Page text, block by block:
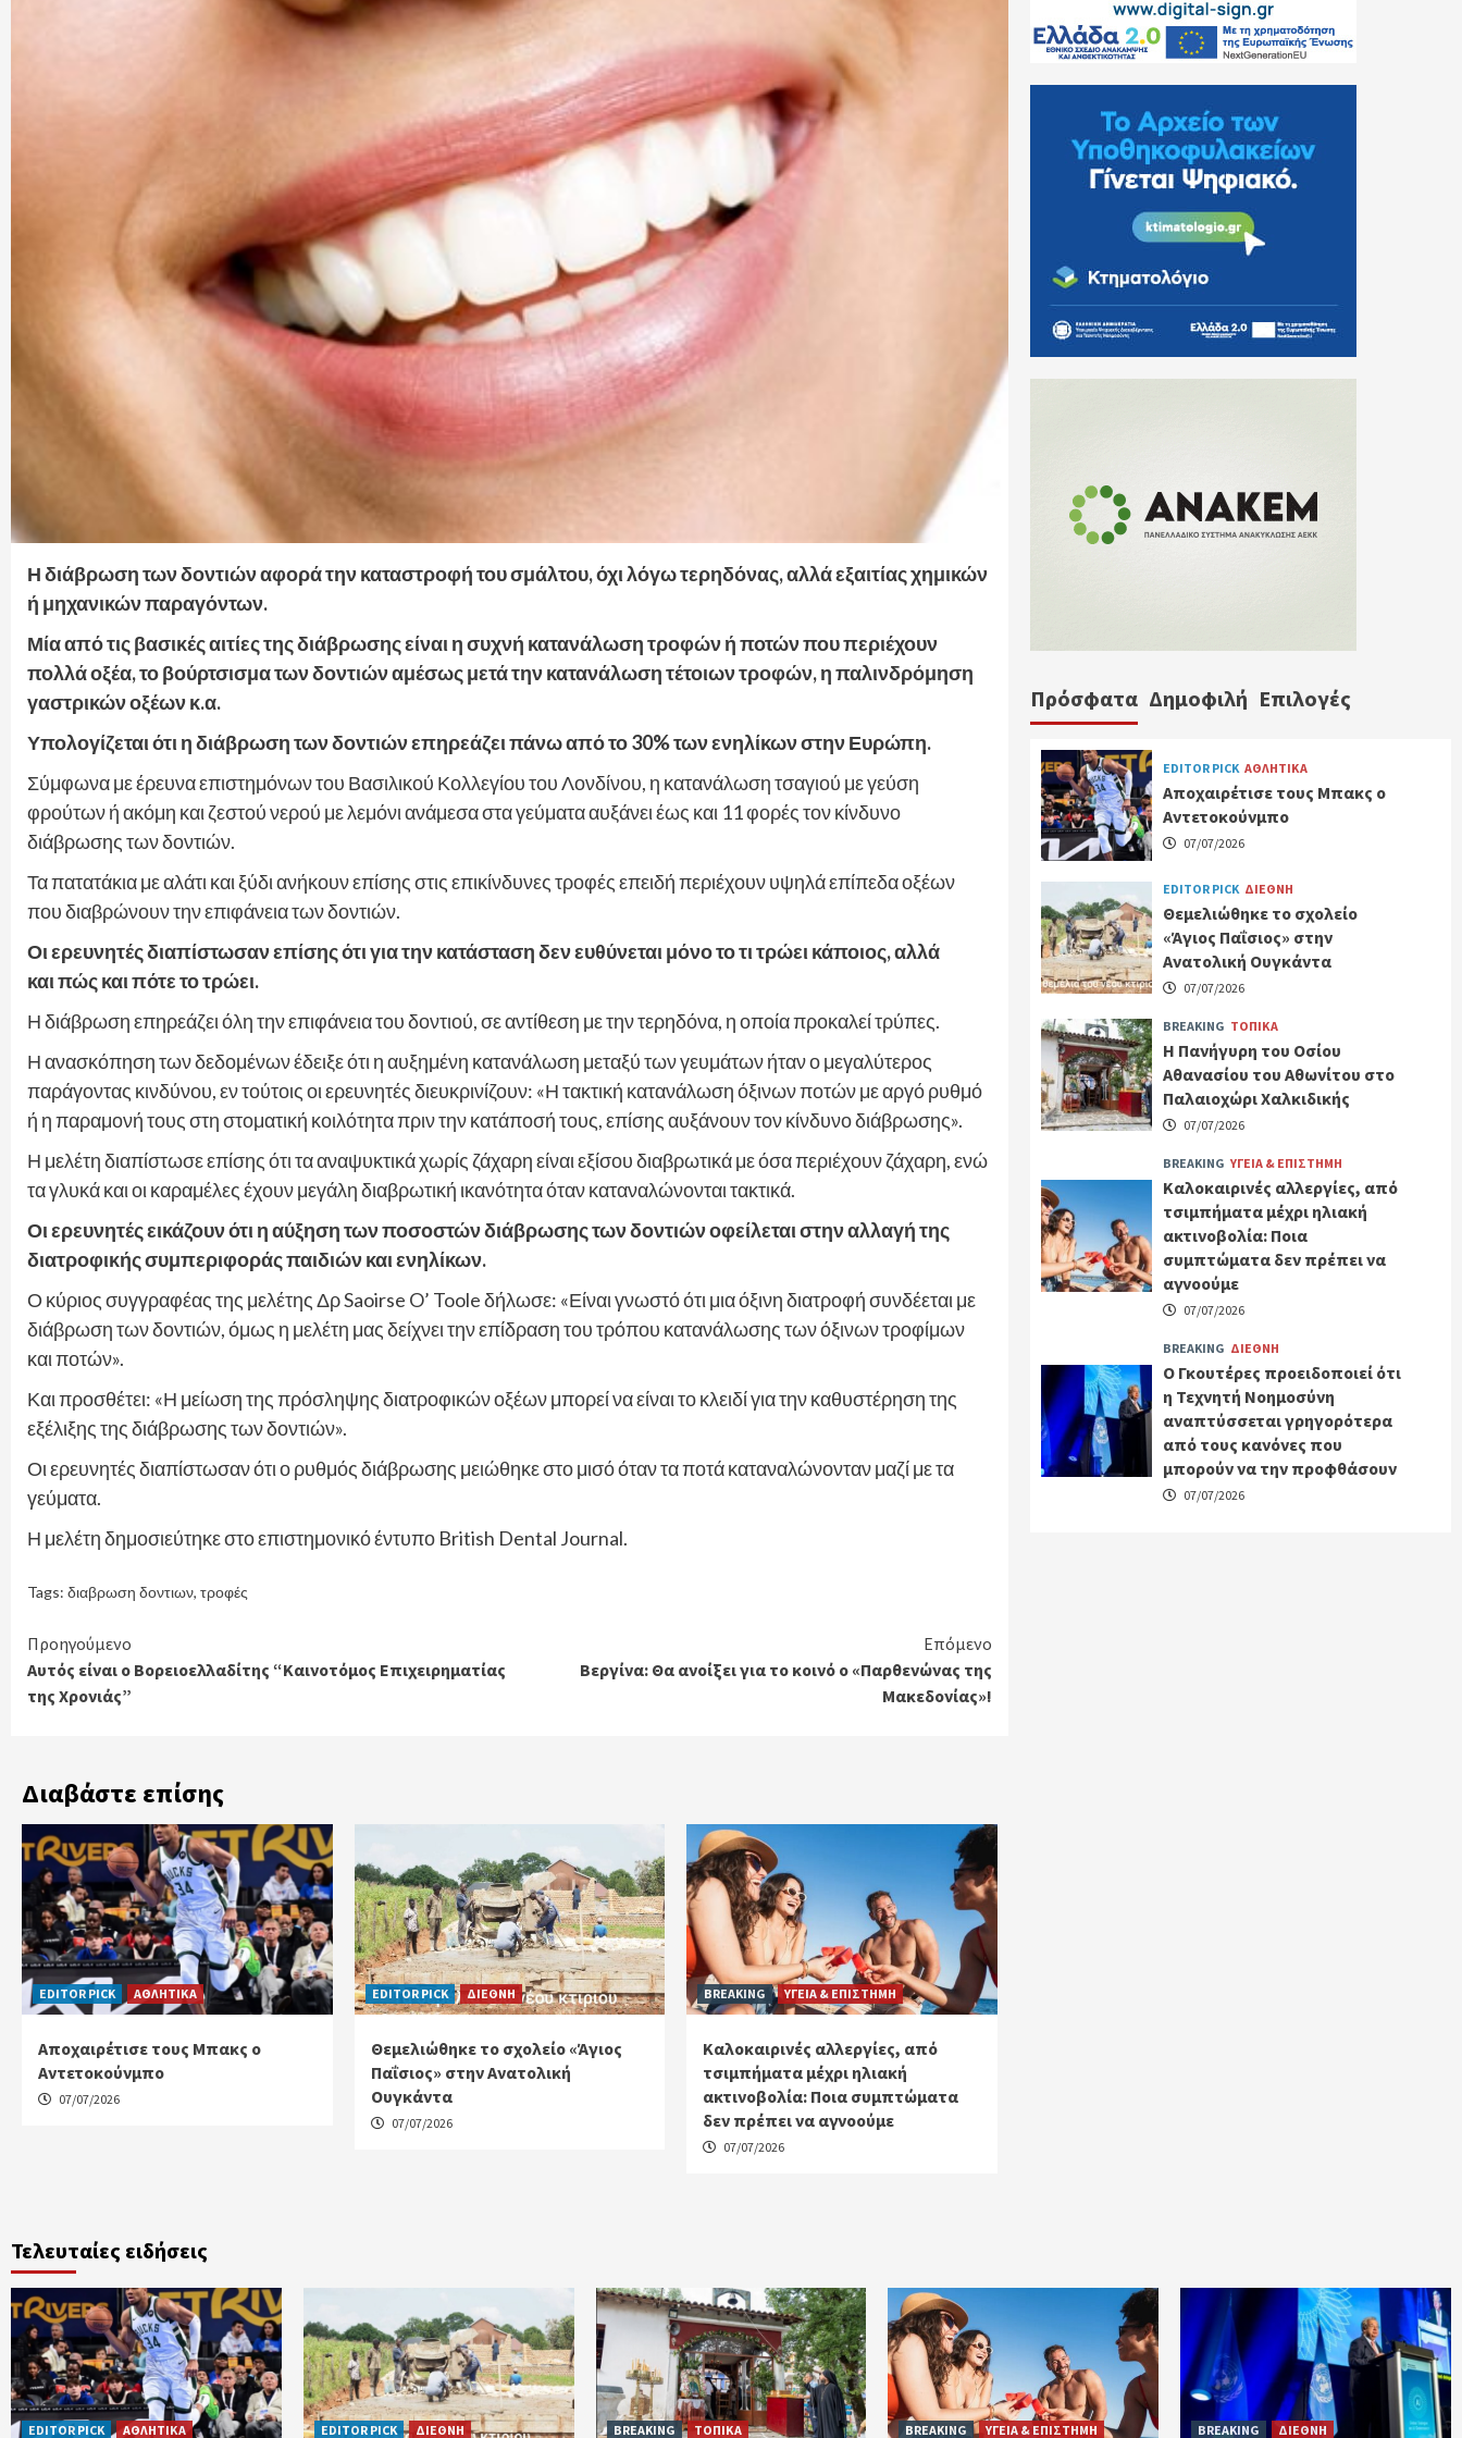
Η διάβρωση των δοντιών αφορά την καταστροφή του σμάλτου, όχι λόγω τερηδόνας, αλλά εξαιτίας χημικών
ή μηχανικών παραγόντων.
Μία από τις βασικές αιτίες της διάβρωσης είναι η συχνή κατανάλωση τροφών ή ποτών που περιέχουν
πολλά οξέα, το βούρτσισμα των δοντιών αμέσως μετά την κατανάλωση τέτοιων τροφών, η παλινδρόμηση
γαστρικών οξέων κ.α.
Υπολογίζεται ότι η διάβρωση των δοντιών επηρεάζει πάνω από το 30% των ενηλίκων στην Ευρώπη.
Σύμφωνα με έρευνα επιστημόνων του Βασιλικού Κολλεγίου του Λονδίνου, η κατανάλωση τσαγιού με γεύση
φρούτων ή ακόμη και ζεστού νερού με λεμόνι ανάμεσα στα γεύματα αυξάνει έως και 11 φορές τον κίνδυνο
διάβρωσης των δοντιών.
Τα πατατάκια με αλάτι και ξύδι ανήκουν επίσης στις επικίνδυνες τροφές επειδή περιέχουν υψηλά επίπεδα οξέων
που διαβρώνουν την επιφάνεια των δοντιών.
Οι ερευνητές διαπίστωσαν επίσης ότι για την κατάσταση δεν ευθύνεται μόνο το τι τρώει κάποιος, αλλά
και πώς και πότε το τρώει.
Η διάβρωση επηρεάζει όλη την επιφάνεια του δοντιού, σε αντίθεση με την τερηδόνα, η οποία προκαλεί τρύπες.
Η ανασκόπηση των δεδομένων έδειξε ότι η αυξημένη κατανάλωση μεταξύ των γευμάτων ήταν ο μεγαλύτερος
παράγοντας κινδύνου, εν τούτοις οι ερευνητές διευκρινίζουν: «Η τακτική κατανάλωση όξινων ποτών με αργό ρυθμό
ή η παραμονή τους στη στοματική κοιλότητα πριν την κατάποσή τους, επίσης αυξάνουν τον κίνδυνο διάβρωσης».
Η μελέτη διαπίστωσε επίσης ότι τα αναψυκτικά χωρίς ζάχαρη είναι εξίσου διαβρωτικά με όσα περιέχουν ζάχαρη, ενώ
τα γλυκά και οι καραμέλες έχουν μεγάλη διαβρωτική ικανότητα όταν καταναλώνονται τακτικά.
Οι ερευνητές εικάζουν ότι η αύξηση των ποσοστών διάβρωσης των δοντιών οφείλεται στην αλλαγή της
διατροφικής συμπεριφοράς παιδιών και ενηλίκων.
Ο κύριος συγγραφέας της μελέτης Δρ Saoirse O’ Toole δήλωσε: «Είναι γνωστό ότι μια όξινη διατροφή συνδέεται με
διάβρωση των δοντιών, όμως η μελέτη μας δείχνει την επίδραση του τρόπου κατανάλωσης των όξινων τροφίμων
και ποτών».
Και προσθέτει: «Η μείωση της πρόσληψης διατροφικών οξέων μπορεί να είναι το κλειδί για την καθυστέρηση της
εξέλιξης της διάβρωσης των δοντιών».
Οι ερευνητές διαπίστωσαν ότι ο ρυθμός διάβρωσης μειώθηκε στο μισό όταν τα ποτά καταναλώνονταν μαζί με τα
γεύματα.
Η μελέτη δημοσιεύτηκε στο επιστημονικό έντυπο British Dental Journal.
Tags: διαβρωση δοντιων, τροφές
Continue
Reading
Προηγούμενο
Αυτός είναι ο Βορειοελλαδίτης “Καινοτόμος Επιχειρηματίας
της Χρονιάς”
Επόμενο
Βεργίνα: Θα ανοίξει για το κοινό ο «Παρθενώνας της
Μακεδονίας»!
Διαβάστε επίσης
EDITOR PICK ΑΘΛΗΤΙΚΑ
Αποχαιρέτισε τους Μπακς ο
Αντετοκούνμπο
07/07/2026
EDITOR PICK ΔΙΕΘΝΗ
Θεμελιώθηκε το σχολείο «Άγιος
Παΐσιος» στην Ανατολική
Ουγκάντα
07/07/2026
BREAKING ΥΓΕΙΑ & ΕΠΙΣΤΗΜΗ
Καλοκαιρινές αλλεργίες, από
τσιμπήματα μέχρι ηλιακή
ακτινοβολία: Ποια συμπτώματα
δεν πρέπει να αγνοούμε
07/07/2026
Πρόσφατα Δημοφιλή Επιλογές
EDITOR PICK ΑΘΛΗΤΙΚΑ
Αποχαιρέτισε τους Μπακς ο
Αντετοκούνμπο
07/07/2026
EDITOR PICK ΔΙΕΘΝΗ
Θεμελιώθηκε το σχολείο
«Άγιος Παΐσιος» στην
Ανατολική Ουγκάντα
07/07/2026
BREAKING ΤΟΠΙΚΑ
Η Πανήγυρη του Οσίου
Αθανασίου του Αθωνίτου στο
Παλαιοχώρι Χαλκιδικής
07/07/2026
BREAKING ΥΓΕΙΑ & ΕΠΙΣΤΗΜΗ
Καλοκαιρινές αλλεργίες, από
τσιμπήματα μέχρι ηλιακή
ακτινοβολία: Ποια
συμπτώματα δεν πρέπει να
αγνοούμε
07/07/2026
BREAKING ΔΙΕΘΝΗ
Ο Γκουτέρες προειδοποιεί ότι
η Τεχνητή Νοημοσύνη
αναπτύσσεται γρηγορότερα
από τους κανόνες που
μπορούν να την προφθάσουν
07/07/2026
Τελευταίες ειδήσεις
EDITOR PICK ΑΘΛΗΤΙΚΑ EDITOR PICK ΔΙΕΘΝΗ BREAKING ΤΟΠΙΚΑ BREAKING ΥΓΕΙΑ & ΕΠΙΣΤΗΜΗ BREAKING ΔΙΕΘΝΗ